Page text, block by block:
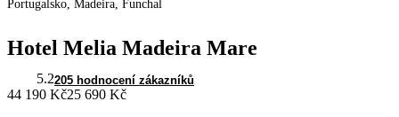
Portugalsko, Madeira, Funchal
Hotel Melia Madeira Mare
5.2205 hodnocení zákazníků
44 190 Kč25 690 Kč